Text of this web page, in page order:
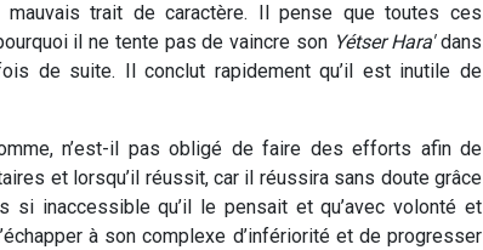
trait de caractère. Il pense que toutes ces
il ne tente pas de vaincre son Yétser Hara'dans
de suite. Il conclut rapidement qu’il est inutile de
n’est-il pas obligé de faire des efforts afin de
et lorsqu’il réussit, car il réussira sans doute grâce
inaccessible qu’il le pensait et qu’avec volonté et
à son complexe d’infériorité et de progresser